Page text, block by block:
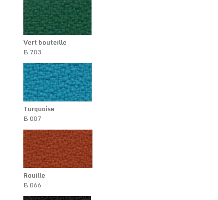
Vert bouteille
B 703
Turquoise
B 007
Rouille
B 066